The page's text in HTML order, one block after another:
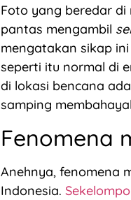
Foto yang beredar
pantas mengambil
mengatakan sikap
seperti itu normal di
di lokasi bencana
samping
Fenomena
Anehnya, fenomena
Indonesia.